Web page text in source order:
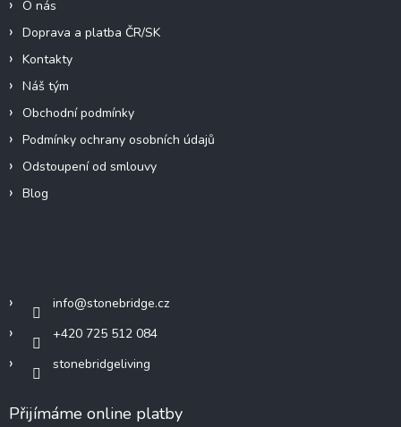
O nás
Doprava a platba ČR/SK
Kontakty
Náš tým
Obchodní podmínky
Podmínky ochrany osobních údajů
Odstoupení od smlouvy
Blog
info@stonebridge.cz
+420 725 512 084
stonebridgeliving
Přijímáme online platby